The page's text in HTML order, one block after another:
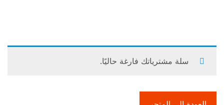
سلة مشترياتك فارغة حاليًا.